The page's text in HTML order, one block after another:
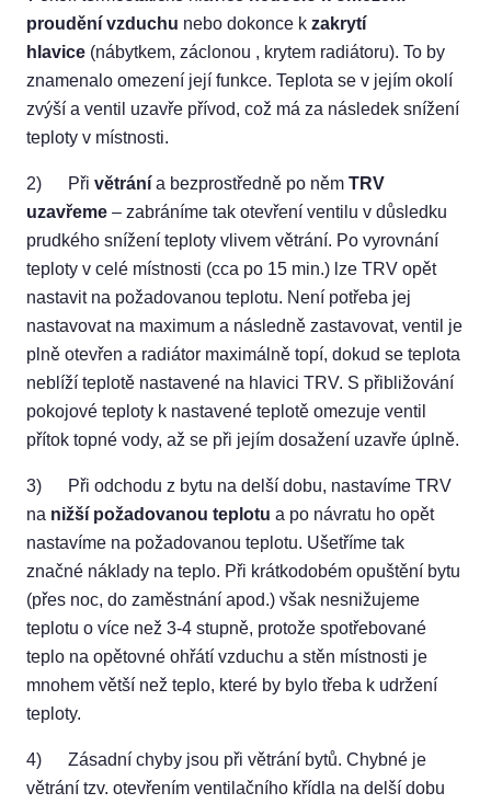
proudění vzduchu nebo dokonce k zakrytí
hlavice (nábytkem, záclonou , krytem radiátoru). To by
znamenalo omezení její funkce. Teplota se v jejím okolí
zvýší a ventil uzavře přívod, což má za následek snížení
teploty v místnosti.
2) Při větrání a bezprostředně po něm TRV
uzavřeme – zabráníme tak otevření ventilu v důsledku
prudkého snížení teploty vlivem větrání. Po vyrovnání
teploty v celé místnosti (cca po 15 min.) lze TRV opět
nastavit na požadovanou teplotu. Není potřeba jej
nastavovat na maximum a následně zastavovat, ventil je
plně otevřen a radiátor maximálně topí, dokud se teplota
neblíží teplotě nastavené na hlavici TRV. S přibližování
pokojové teploty k nastavené teplotě omezuje ventil
přítok topné vody, až se při jejím dosažení uzavře úplně.
3) Při odchodu z bytu na delší dobu, nastavíme TRV
na nižší požadovanou teplotu a po návratu ho opět
nastavíme na požadovanou teplotu. Ušetříme tak
značné náklady na teplo. Při krátkodobém opuštění bytu
(přes noc, do zaměstnání apod.) však nesnižujeme
teplotu o více než 3-4 stupně, protože spotřebované
teplo na opětovné ohřátí vzduchu a stěn místnosti je
mnohem větší než teplo, které by bylo třeba k udržení
teploty.
4) Zásadní chyby jsou při větrání bytů. Chybné je
větrání tzv. otevřením ventilačního křídla na delší dobu